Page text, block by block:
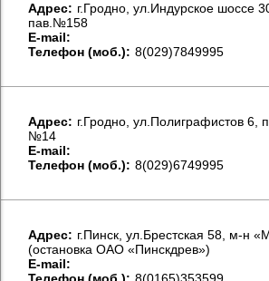
Aдрес: г.Гродно, ул.Индурское шоссе
пав.№158
E-mail:
Телефон (моб.): 8(029)7849995
Aдрес: г.Гродно, ул.Полиграфистов 6,
№14
E-mail:
Телефон (моб.): 8(029)6749995
Aдрес: г.Пинск, ул.Брестская 58, м-н
(остановка ОАО «Пинскдрев»)
E-mail: